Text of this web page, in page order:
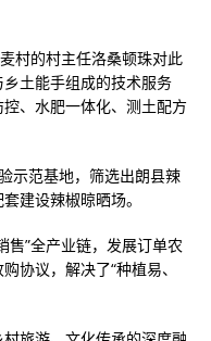
村的村主任洛桑顿珠对此
土能手组成的技术服务
、水肥一体化、测土配方
示范基地，筛选出朗县辣
建设辣椒晾晒场。
”全产业链，发展订单农
协议，解决了“种植易、